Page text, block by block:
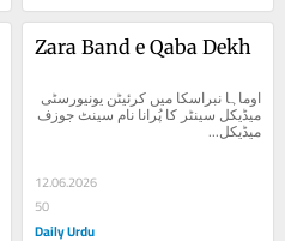
Zara Band e Qaba Dekh
میڈیکل...
12.06.2026
50
Daily Urdu